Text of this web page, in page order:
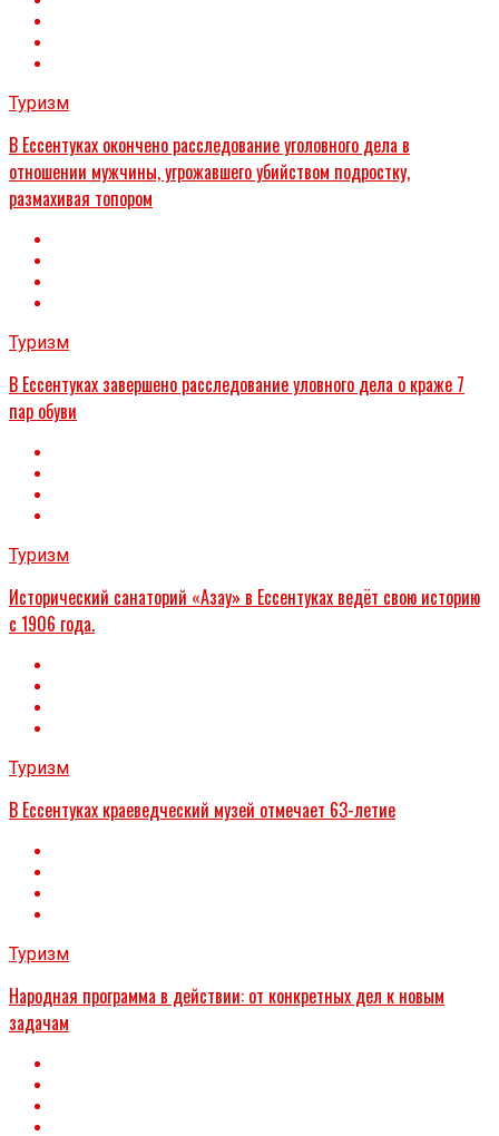
Туризм
В Ессентуках окончено расследование уголовного дела в
отношении мужчины, угрожавшего убийством подростку,
размахивая топором
Туризм
В Ессентуках завершено расследование уловного дела о краже 7
пар обуви
Туризм
Исторический санаторий «Азау» в Ессентуках ведёт свою историю
с 1906 года.
Туризм
В Ессентуках краеведческий музей отмечает 63-летие
Туризм
Народная программа в действии: от конкретных дел к новым
задачам